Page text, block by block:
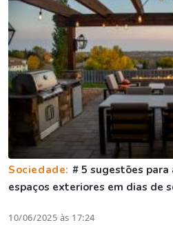
Sociedade: # 5 sugestões
espaços exteriores em dias de
10/06/2025 às 17:24